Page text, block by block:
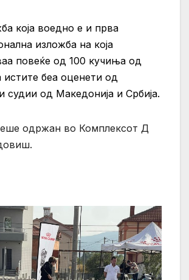
која воедно е и прва
изложба на која
повеќе од 100 кучиња од
истите беа оценети од
судии од Македонија и Србија.
одржан во Комплексот Д